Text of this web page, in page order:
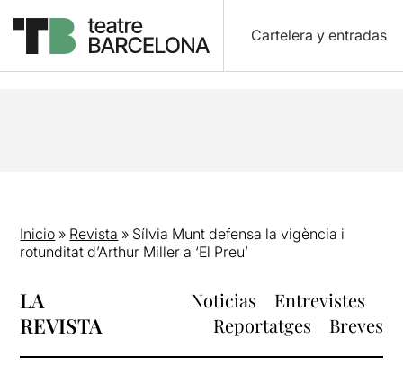
Cartelera y entradas
Inicio » Revista » Sílvia Munt defensa la vigència i
rotunditat d’Arthur Miller a ‘El Preu’
LA
REVISTA
Noticias
Entrevistes
Reportatges
Breves